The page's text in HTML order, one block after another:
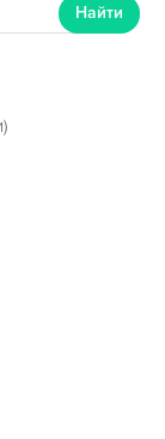
Найти